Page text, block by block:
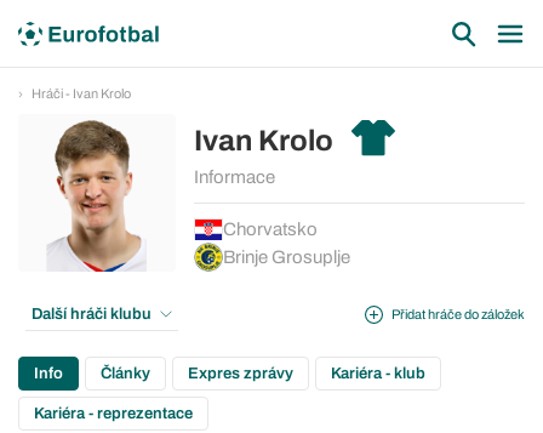
Hráči - Ivan Krolo
Ivan Krolo
Informace
Chorvatsko
Brinje Grosuplje
Přidat hráče do záložek
Další hráči klubu
Info Články Expres zprávy Kariéra - klub
Kariéra - reprezentace